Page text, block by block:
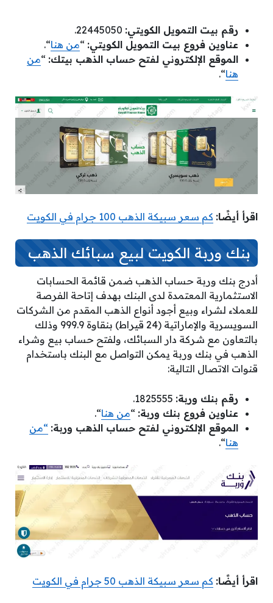
رقم بيت التمويل الكويتي:
عناوين فروع بيت التمويل الكويتي: “من هنا“.
الموقع الإلكتروني لفتح حساب الذهب بيتك: “من
هنا“.
اقرأ أيضًا: كم سعر سبيكة الذهب 100 جرام في الكويت
بنك وربة الكويت لبيع سبائك الذهب
أدرج بنك وربة حساب الذهب ضمن قائمة الحسابات
الاستثمارية المعتمدة لدى البنك بهدف إتاحة الفرصة
للعملاء لشراء وبيع أجود أنواع الذهب المقدم من الشركات
السويسرية والإماراتية (24 قيراط) بنقاوة 999.9 وذلك
بالتعاون مع شركة دار السبائك، ولفتح حساب بيع وشراء
الذهب في بنك وربة يمكن التواصل مع البنك باستخدام
قنوات الاتصال التالية:
رقم بنك وربة:
عناوين فروع بنك وربة: “من هنا“.
الموقع الإلكتروني لفتح حساب الذهب وربة: “من
هنا“.
اقرأ أيضًا: كم سعر سبيكة الذهب 50 جرام في الكويت